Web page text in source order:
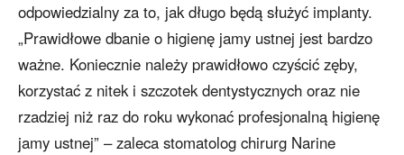
odpowiedzialny za to, jak długo będą służyć implanty.
„Prawidłowe dbanie o higienę jamy ustnej jest bardzo
ważne. Koniecznie należy prawidłowo czyścić zęby,
korzystać z nitek i szczotek dentystycznych oraz nie
rzadziej niż raz do roku wykonać profesjonalną higienę
jamy ustnej” – zaleca stomatolog chirurg Narine